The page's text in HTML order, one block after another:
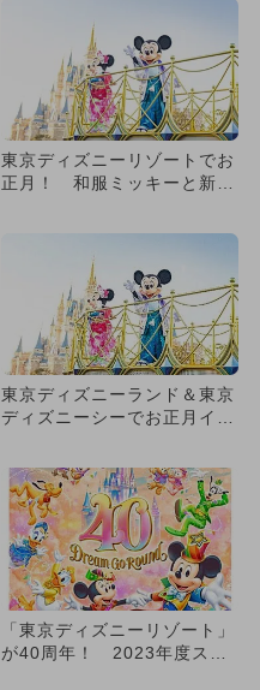
東京ディズニーリゾートでお
正月！ 和服ミッキーと新年
東京ディズニーランド＆東京
ディズニーシーでお正月イベ
る
「東京ディズニーリゾート」
が40周年！ 2023年度スケ